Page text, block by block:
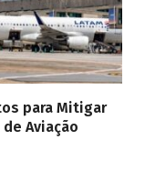
para Mitigar
Aviação